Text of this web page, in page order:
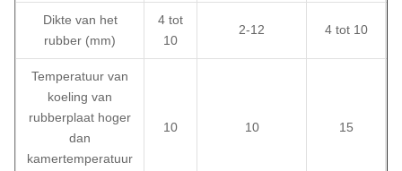
Dikte van het
rubber (mm)
4 tot
10
2-12 4 tot 10
Temperatuur van
koeling van
rubberplaat hoger
dan
kamertemperatuur
10 10 15